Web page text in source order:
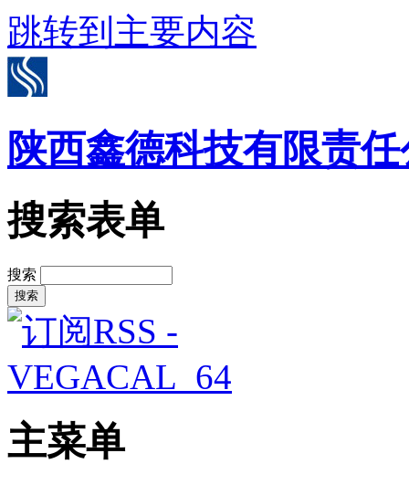
跳转到主要内容
陕西鑫德科技有限责
搜索表单
搜索
主菜单